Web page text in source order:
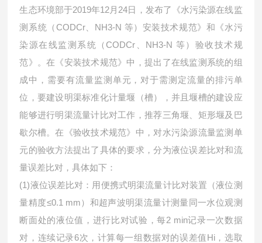
生态环境部于2019年12月24日，发布了《水污染源在线监
测系统（CODCr、NH3-N 等）安装技术规范》和《水污
染源在线监测系统（CODCr、NH3-N 等）验收技术规
范》。在《安装技术规范》中，提出了在线监测系统的组
成中，需要有流量监测单元，对于需测定流量的排污单
位，要建设明渠标准化计量堰（槽），并且堰槽的建设应
能够进行明渠流量计比对工作，推荐三角堰、矩形堰及巴
歇尔槽。在《验收技术规范》中，对水污染源流量监测单
元的验收方法提出了具体的要求，分为液位误差比对和流
量误差比对，具体如下：
(1)液位误差比对：用便携式明渠流量计比对装置（液位测
量精度≤0.1 mm）和超声波明渠流量计测量同一水位观测
断面处的液位值，进行比对试验，每2 min记录一次数据
对，连续记录6次，计算每一组数据对的误差值Hi，选取